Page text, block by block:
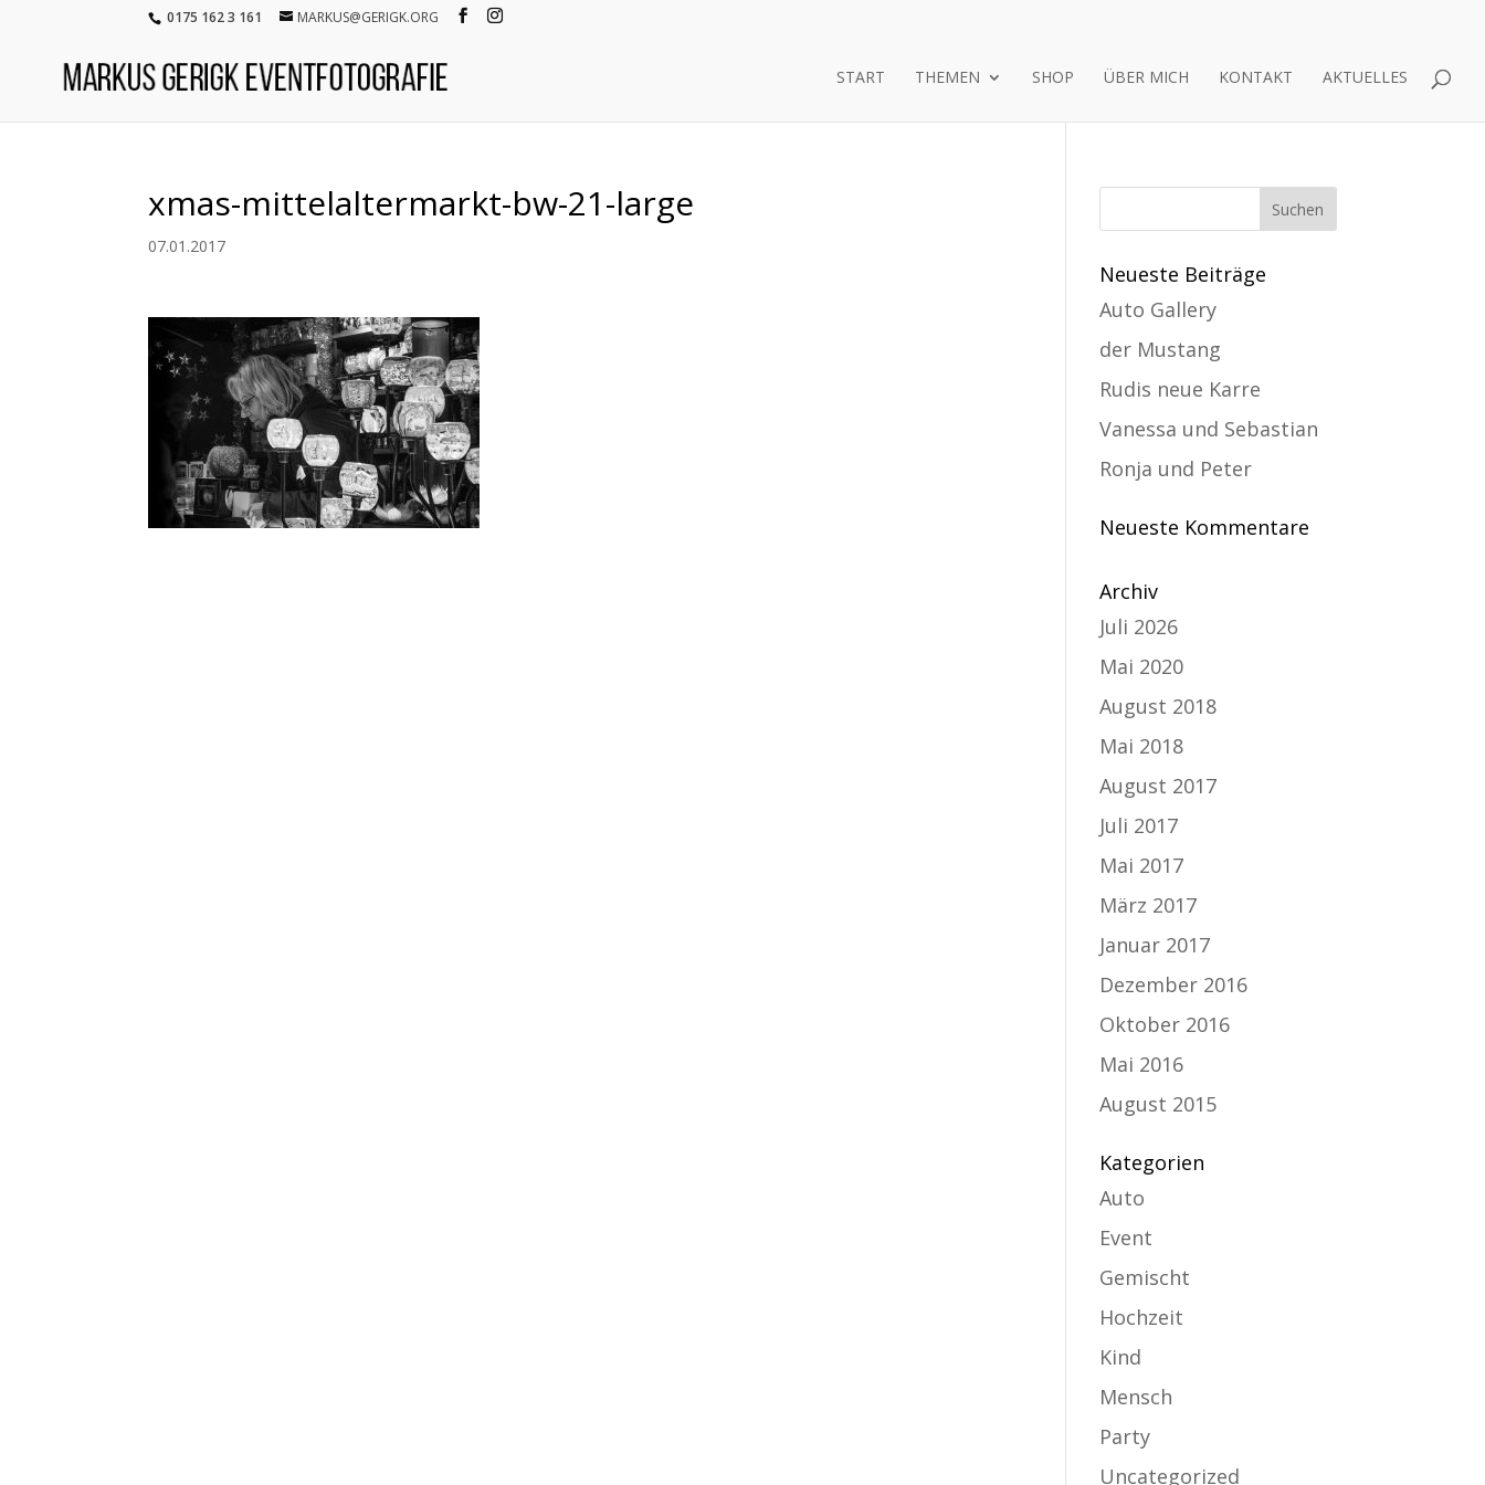
0175 162 3 161 MARKUS@GERIGK.ORG
START THEMEN SHOP ÜBER MICH KONTAKT AKTUELLES
xmas-mittelaltermarkt-bw-21-large
07.01.2017
Neueste Beiträge
Auto Gallery
der Mustang
Rudis neue Karre
Vanessa und Sebastian
Ronja und Peter
Neueste Kommentare
Archiv
Juli 2026
Mai 2020
August 2018
Mai 2018
August 2017
Juli 2017
Mai 2017
März 2017
Januar 2017
Dezember 2016
Oktober 2016
Mai 2016
August 2015
Kategorien
Auto
Event
Gemischt
Hochzeit
Kind
Mensch
Party
Uncategorized